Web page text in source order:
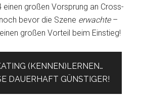
großen Vorsprung an Cross-
bevor die Szene erwachte–
großen Vorteil beim Einstieg!
(KENNEN)LERNEN…
DAUERHAFT GÜNSTIGER!